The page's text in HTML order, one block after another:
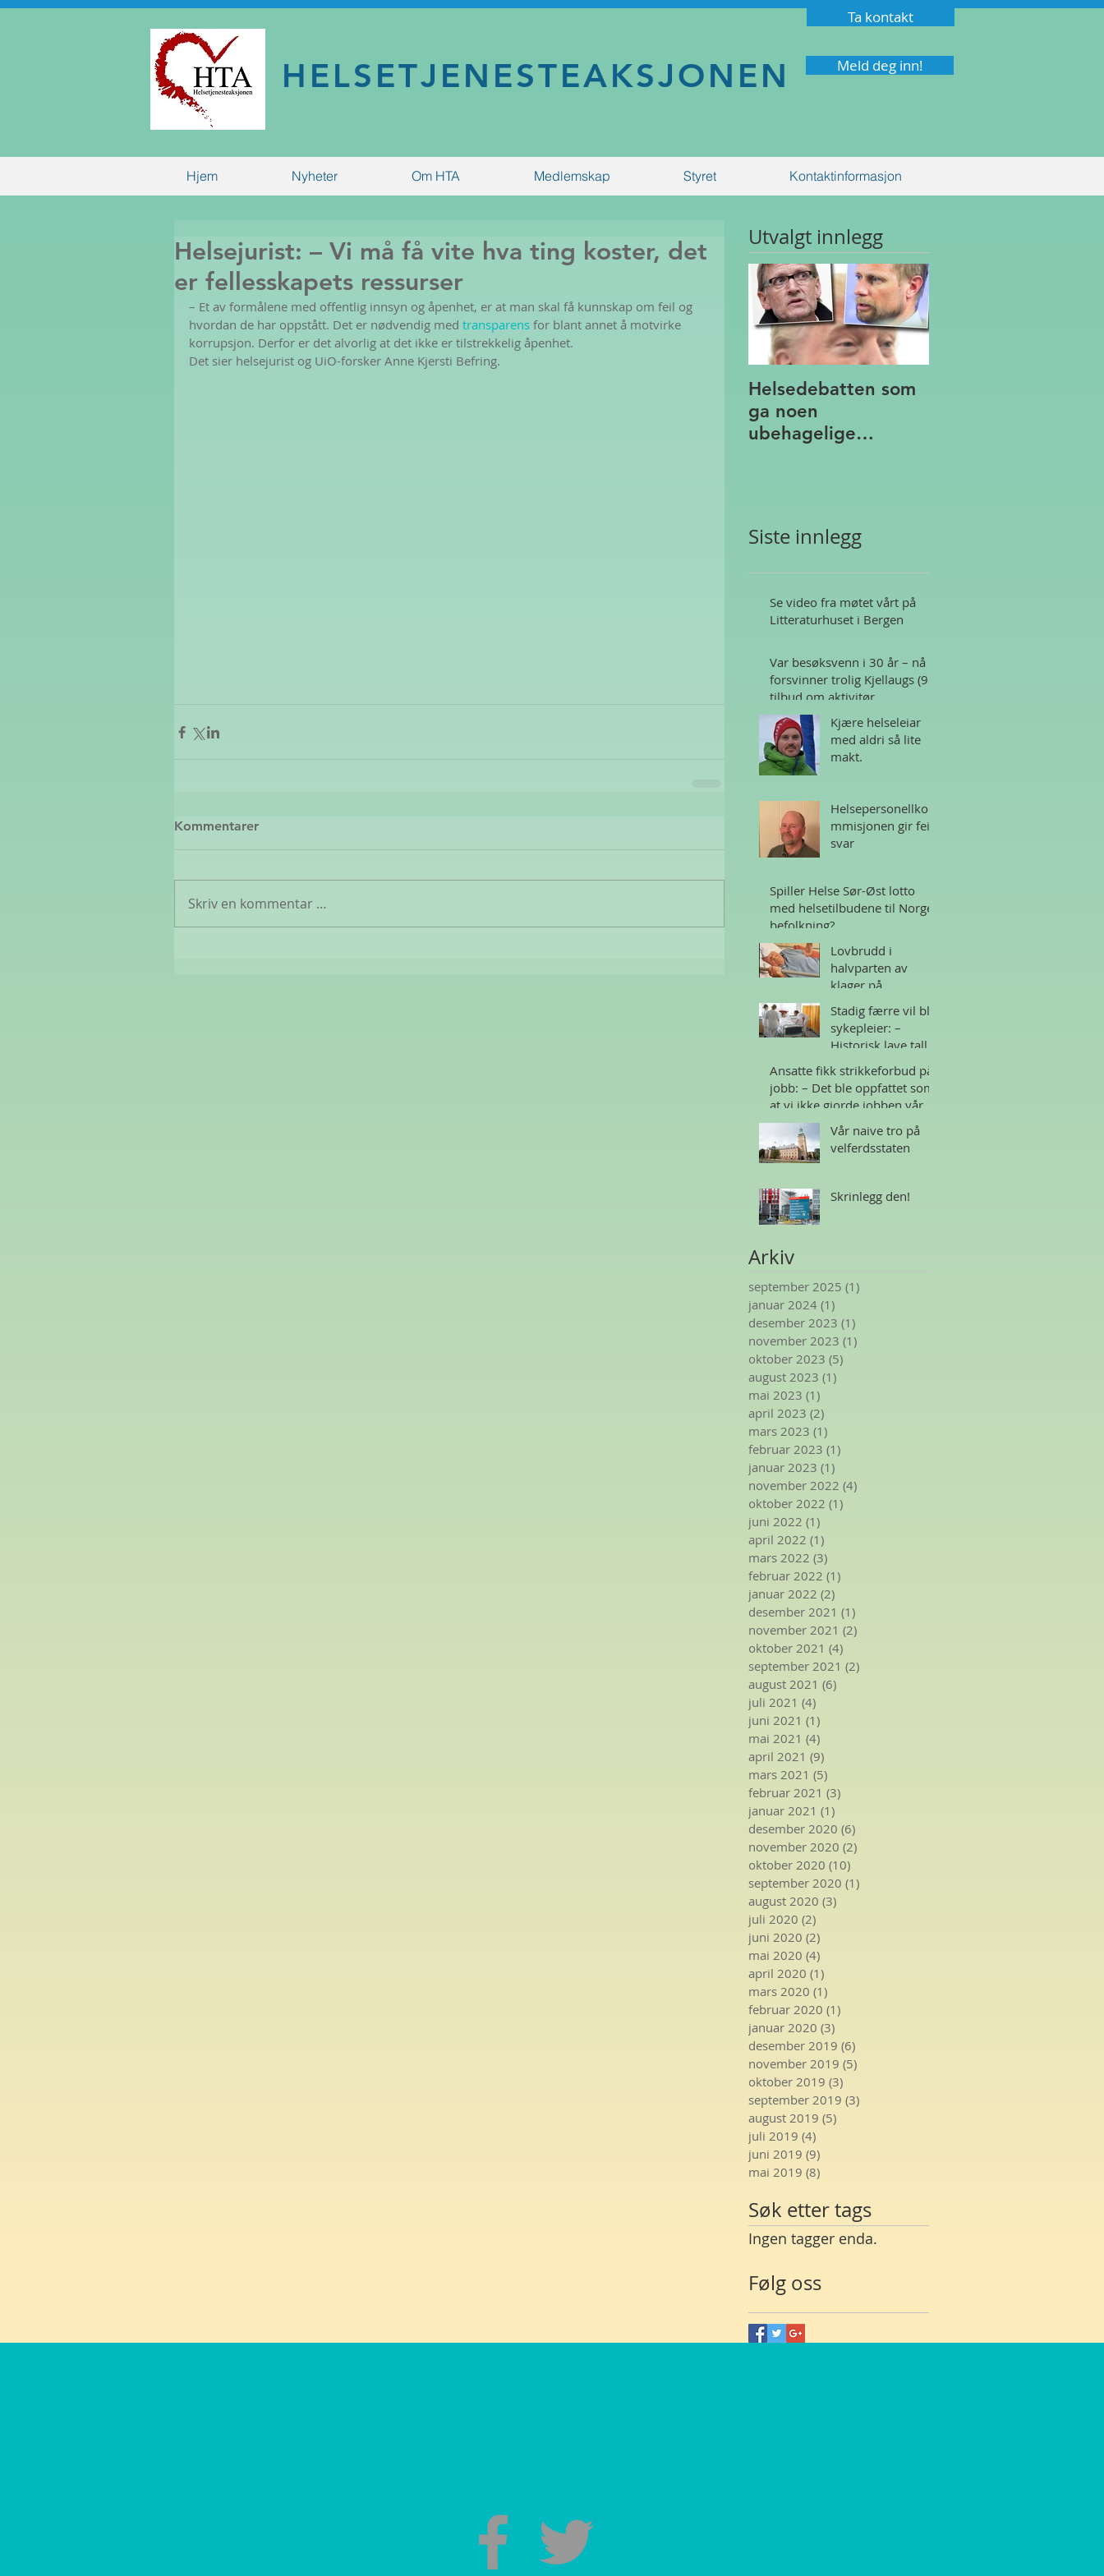
Ta kontakt
Meld deg inn!
HELSETJENESTEAKSJONEN
Hjem Nyheter Om HTA Medlemskap Styret Kontaktinformasjon
Helsejurist: – Vi må få vite hva ting koster, det
er fellesskapets ressurser
– Et av formålene med offentlig innsyn og åpenhet, er at man skal få kunnskap om feil og
hvordan de har oppstått. Det er nødvendig med transparens for blant annet å motvirke
korrupsjon. Derfor er det alvorlig at det ikke er tilstrekkelig åpenhet.
Det sier helsejurist og UiO-forsker Anne Kjersti Befring.
Kommentarer
Skriv en kommentar …
Utvalgt innlegg
Helsedebatten som
ga noen
ubehagelige
Siste innlegg
Se video fra møtet vårt på
Litteraturhuset i Bergen
Var besøksvenn i 30 år – nå
forsvinner trolig Kjellaugs (95)
tilbud om aktivitør
Kjære helseleiar
med aldri så lite
makt.
Helsepersonellko
mmisjonen gir feil
svar
Spiller Helse Sør-Øst lotto
med helsetilbudene til Norges
befolkning?
Lovbrudd i
halvparten av
klager på
Stadig færre vil bli
sykepleier: –
Historisk lave tall
Ansatte fikk strikkeforbud på
jobb: – Det ble oppfattet som
at vi ikke gjorde jobben vår
Vår naive tro på
velferdsstaten
Skrinlegg den!
Arkiv
september 2025 (1)
januar 2024 (1)
desember 2023 (1)
november 2023 (1)
oktober 2023 (5)
august 2023 (1)
mai 2023 (1)
april 2023 (2)
mars 2023 (1)
februar 2023 (1)
januar 2023 (1)
november 2022 (4)
oktober 2022 (1)
juni 2022 (1)
april 2022 (1)
mars 2022 (3)
februar 2022 (1)
januar 2022 (2)
desember 2021 (1)
november 2021 (2)
oktober 2021 (4)
september 2021 (2)
august 2021 (6)
juli 2021 (4)
juni 2021 (1)
mai 2021 (4)
april 2021 (9)
mars 2021 (5)
februar 2021 (3)
januar 2021 (1)
desember 2020 (6)
november 2020 (2)
oktober 2020 (10)
september 2020 (1)
august 2020 (3)
juli 2020 (2)
juni 2020 (2)
mai 2020 (4)
april 2020 (1)
mars 2020 (1)
februar 2020 (1)
januar 2020 (3)
desember 2019 (6)
november 2019 (5)
oktober 2019 (3)
september 2019 (3)
august 2019 (5)
juli 2019 (4)
juni 2019 (9)
mai 2019 (8)
Søk etter tags
Ingen tagger enda.
Følg oss